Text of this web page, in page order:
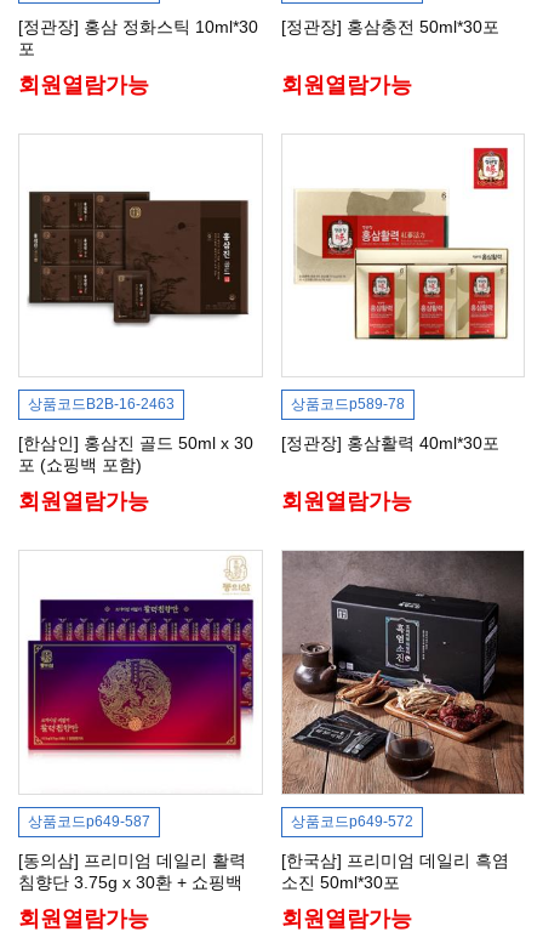
[정관장] 홍삼 정화스틱 10ml*30
포
회원열람가능
[정관장] 홍삼충전 50ml*30포
회원열람가능
상품코드 B2B-16-2463
[한삼인] 홍삼진 골드 50ml x 30
포 (쇼핑백 포함)
회원열람가능
상품코드p589-78
[정관장] 홍삼활력 40ml*30포
회원열람가능
상품코드p649-587
[동의삼] 프리미엄 데일리 활력
침향단 3.75g x 30환 + 쇼핑백
회원열람가능
상품코드p649-572
[한국삼] 프리미엄 데일리 흑염
소진 50ml*30포
회원열람가능